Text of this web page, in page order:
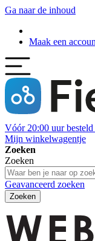
Ga naar de inhoud
Maak een
Vóór 20:00 uur
Mijn winkelwagentje
Zoeken
Zoeken
Geavanceerd zoeken
Zoeken